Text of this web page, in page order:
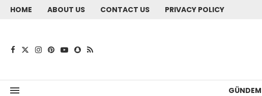
HOME ABOUT US CONTACT US PRIVACY POLICY
GÜNDEM